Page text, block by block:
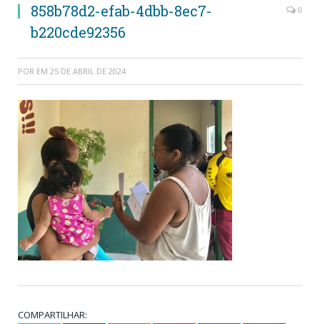
858b78d2-efab-4dbb-8ec7-
b220cde92356
0
POR EM 25 DE ABRIL DE 2024
COMPARTILHAR: